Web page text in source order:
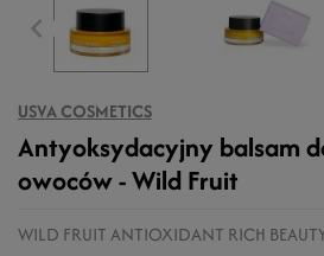
USVA COSMETICS
Antyoksydacyjny balsam
owoców - Wild Fruit
WILD FRUIT ANTIOXIDANT RICH